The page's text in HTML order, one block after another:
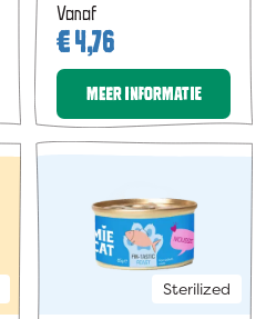
Vanaf
€4,76
MEER INFORMATIE
Sterilized